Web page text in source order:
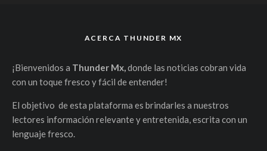
ACERCA THUNDER MX
¡Bienvenidos a Thunder Mx,donde las noticias cobran vida
con un toque fresco y fácil de entender!
El objetivo de esta plataforma es brindarles a nuestros
lectores información relevante y entretenida, escrita con un
lenguaje fresco.